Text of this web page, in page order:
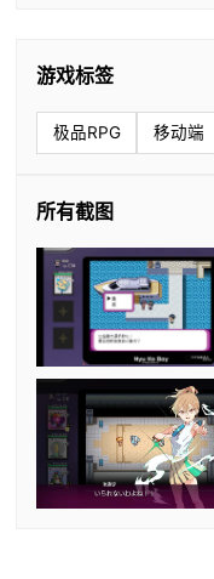
游戏标签
极品RPG 移动端
所有截图